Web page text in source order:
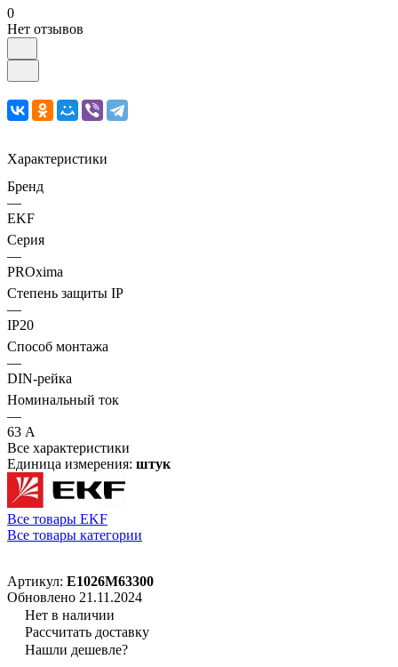
0
Нет отзывов
Характеристики
Бренд
—
EKF
Серия
—
PROxima
Степень защиты IP
—
IP20
Способ монтажа
—
DIN-рейка
Номинальный ток
—
63 А
Все характеристики
Единица измерения: штук
Все товары EKF
Все товары категории
Артикул: E1026M63300
Обновлено 21.11.2024
Нет в наличии
Рассчитать доставку
Нашли дешевле?